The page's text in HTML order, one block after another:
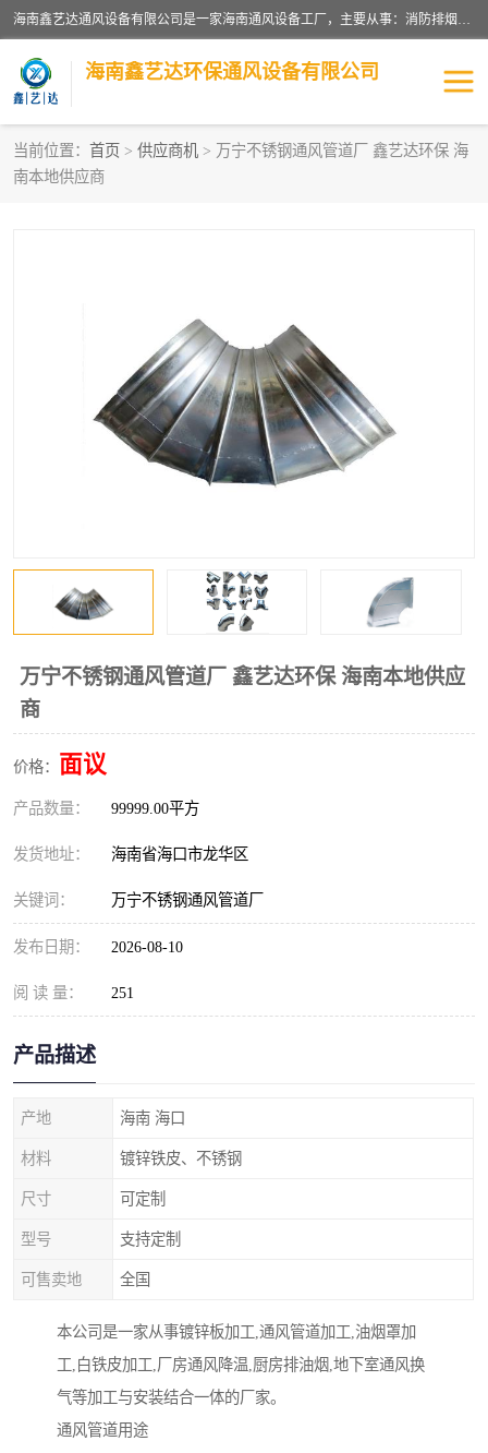
海南鑫艺达通风设备有限公司是一家海南通风设备工厂，主要从事：消防排烟工程、油烟净化工程、厨房排烟工程、酒店厨房设备、新风排风系统、镀锌铁皮管道加工、暖通工程、通风管道安装、消防火阀百叶风口等业务。公司拥有管道及配件一体化工厂生产线，良好的售后服务，良好的设计团队，良好的施工团队、良好管理人员，掌握畅通丰富的信息、市场渠道。
海南鑫艺达环保通风设备有限公司
当前位置： 首页 > 供应商机 > 万宁不锈钢通风管道厂 鑫艺达环保 海
南本地供应商
万宁不锈钢通风管道厂 鑫艺达环保 海南本地供应
商
价格： 面议
产品数量： 99999.00平方
发货地址： 海南省海口市龙华区
关键词： 万宁不锈钢通风管道厂
发布日期： 2026-08-10
阅 读 量： 251
产品描述
产地 海南 海口
材料 镀锌铁皮、不锈钢
尺寸 可定制
型号 支持定制
可售卖地 全国
本公司是一家从事镀锌板加工,通风管道加工,油烟罩加
工,白铁皮加工,厂房通风降温,厨房排油烟,地下室通风换
气等加工与安装结合一体的厂家。
通风管道用途
海南暖通工程
镁质防火风管
通风设备 通风管道
消防风机
不锈钢烟罩 防火阀
排烟风机 百叶风口
油烟净化器